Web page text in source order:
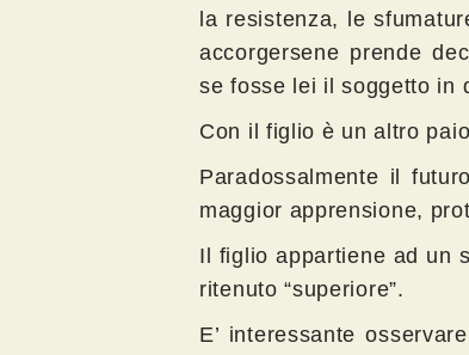
la resistenza, le
accorgersene prende
se fosse lei il soggetto in
Con il figlio è un altro
Paradossalmente il
maggior apprensione,
Il figlio appartiene ad un
ritenuto “superiore”.
E’ interessante